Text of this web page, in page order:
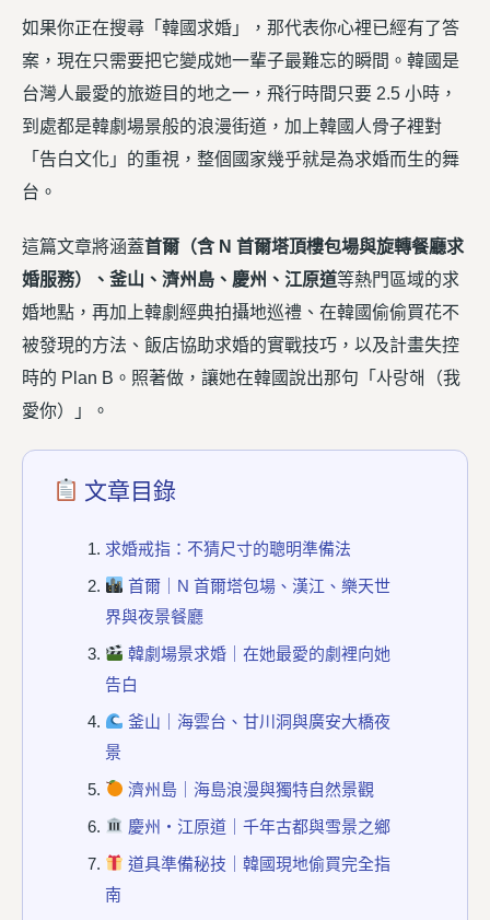
如果你正在搜尋「韓國求婚」，那代表你心裡已經有了答
案，現在只需要把它變成她一輩子最難忘的瞬間。韓國是
台灣人最愛的旅遊目的地之一，飛行時間只要 2.5 小時，
到處都是韓劇場景般的浪漫街道，加上韓國人骨子裡對
「告白文化」的重視，整個國家幾乎就是為求婚而生的舞
台。
這篇文章將涵蓋首爾（含 N 首爾塔頂樓包場與旋轉餐廳求
婚服務）、釜山、濟州島、慶州、江原道等熱門區域的求
婚地點，再加上韓劇經典拍攝地巡禮、在韓國偷偷買花不
被發現的方法、飯店協助求婚的實戰技巧，以及計畫失控
時的 Plan B。照著做，讓她在韓國說出那句「사랑해（我
愛你）」。
文章目錄
求婚戒指：不猜尺寸的聰明準備法
首爾｜N 首爾塔包場、漢江、樂天世
界與夜景餐廳
韓劇場景求婚｜在她最愛的劇裡向她
告白
釜山｜海雲台、甘川洞與廣安大橋夜
景
濟州島｜海島浪漫與獨特自然景觀
慶州・江原道｜千年古都與雪景之鄉
道具準備秘技｜韓國現地偷買完全指
南